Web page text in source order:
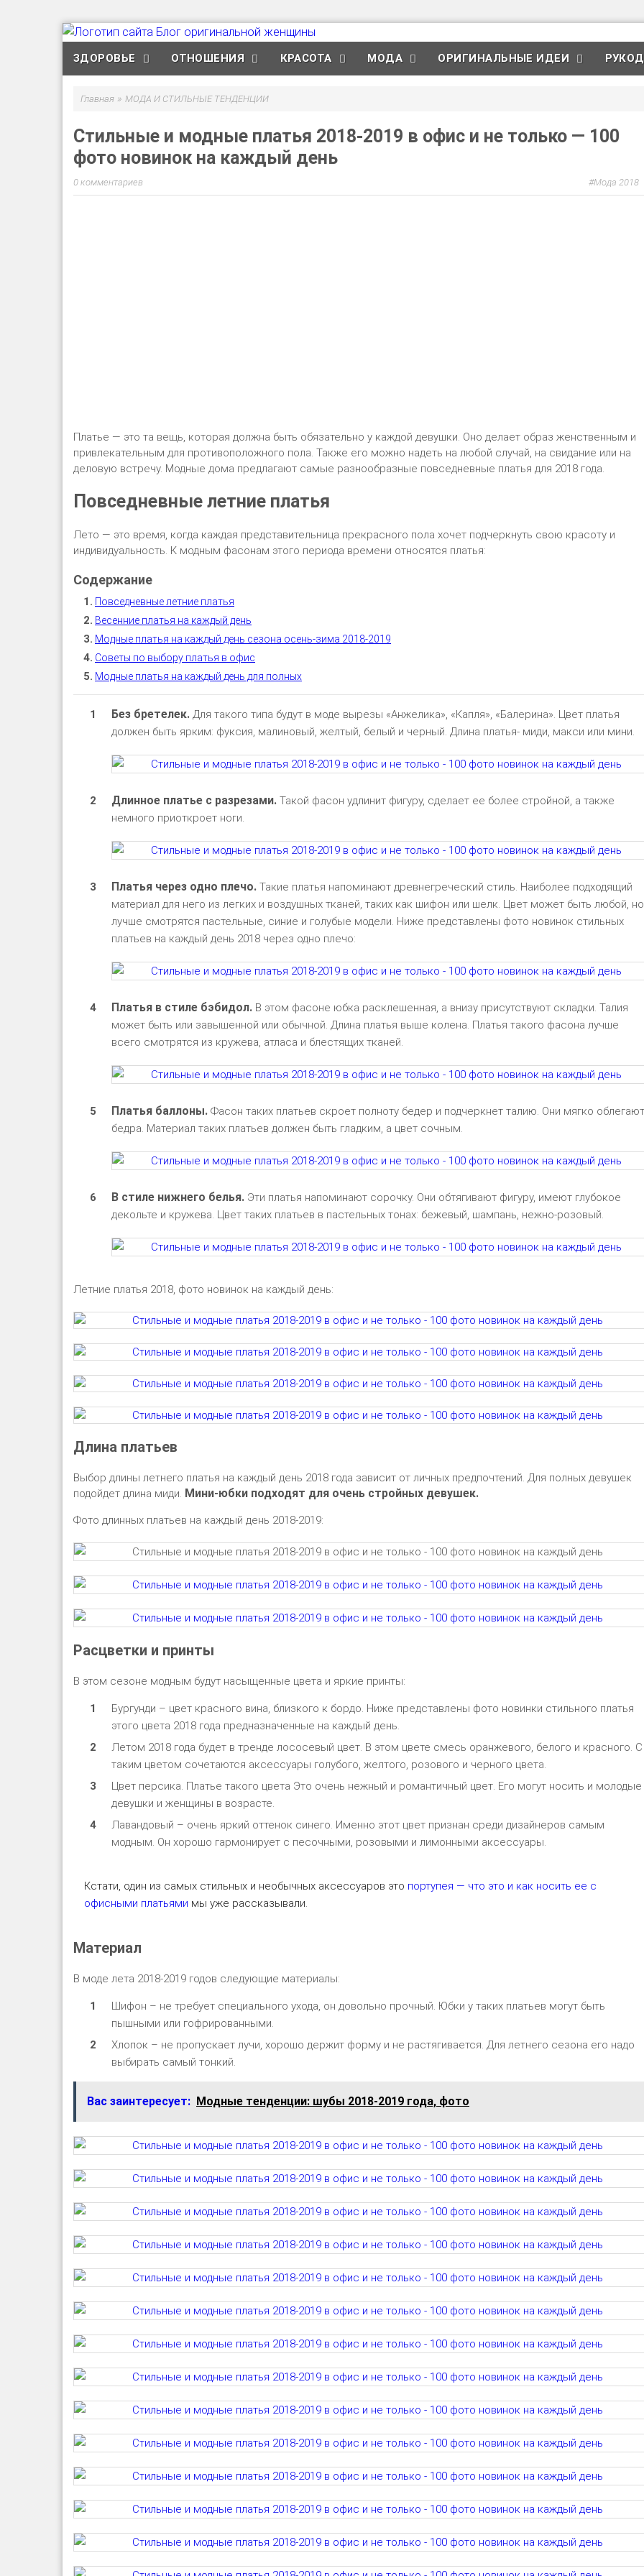
ЗДОРОВЬЕ ОТНОШЕНИЯ КРАСОТА МОДА ОРИГИНАЛЬНЫЕ ИДЕИ
Главная » МОДА И СТИЛЬНЫЕ ТЕНДЕНЦИИ
Стильные и модные платья 2018-2019 в офис и не только — 100
фото новинок на каждый день
0 комментариев Мода 2018
Платье — это та вещь, которая должна быть обязательно у каждой девушки. Оно делает образ женственным и
привлекательным для противоположного пола. Также его можно надеть на любой случай, на свидание или на
деловую встречу. Модные дома предлагают самые разнообразные повседневные платья для 2018 года.
Повседневные летние платья
Лето — это время, когда каждая представительница прекрасного пола хочет подчеркнуть свою красоту и
индивидуальность. К модным фасонам этого периода времени относятся платья:
Повседневные летние платья
Весенние платья на каждый день
Модные платья на каждый день сезона осень-зима 2018-2019
Советы по выбору платья в офис
Модные платья на каждый день для полных
Без бретелек.Для такого типа будут в моде вырезы «Анжелика», «Капля», «Балерина». Цвет платья
должен быть ярким: фуксия, малиновый, желтый, белый и черный. Длина платья- миди, макси или мини.
Длинное платье с разрезами.Такой фасон удлинит фигуру, сделает ее более стройной, а также
немного приоткроет ноги.
Платья через одно плечо.Такие платья напоминают древнегреческий стиль. Наиболее подходящий
материал для него из легких и воздушных тканей, таких как шифон или шелк. Цвет может быть любой, но
лучше смотрятся пастельные, синие и голубые модели. Ниже представлены фото новинок стильных
платьев на каждый день 2018 через одно плечо:
Платья в стиле бэбидол. В этом фасоне юбка расклешенная, а внизу присутствуют складки. Талия
может быть или завышенной или обычной. Длина платья выше колена. Платья такого фасона лучше
всего смотрятся из кружева, атласа и блестящих тканей.
Платья баллоны.Фасон таких платьев скроет полноту бедер и подчеркнет талию. Они мягко облегают
бедра. Материал таких платьев должен быть гладким, а цвет сочным.
В стиле нижнего белья.Эти платья напоминают сорочку. Они обтягивают фигуру, имеют глубокое
декольте и кружева. Цвет таких платьев в пастельных тонах: бежевый, шампань, нежно-розовый.
Летние платья 2018, фото новинок на каждый день:
Длина платьев
Выбор длины летнего платья на каждый день 2018 года зависит от личных предпочтений. Для полных девушек
подойдет длина миди. Мини-юбки подходят для очень стройных девушек.
Фото длинных платьев на каждый день 2018-2019:
Расцветки и принты
В этом сезоне модным будут насыщенные цвета и яркие принты:
Бургунди – цвет красного вина, близкого к бордо. Ниже представлены фото новинки стильного платья
этого цвета 2018 года предназначенные на каждый день.
Летом 2018 года будет в тренде лососевый цвет. В этом цвете смесь оранжевого, белого и красного. С
таким цветом сочетаются аксессуары голубого, желтого, розового и черного цвета.
Цвет персика. Платье такого цвета Это очень нежный и романтичный цвет. Его могут носить и молодые
девушки и женщины в возрасте.
Лавандовый – очень яркий оттенок синего. Именно этот цвет признан среди дизайнеров самым
модным. Он хорошо гармонирует с песочными, розовыми и лимонными аксессуары.
Кстати, один из самых стильных и необычных аксессуаров это портупея — что это и как носить ее с
офисными платьями мы уже рассказывали.
Материал
В моде лета 2018-2019 годов следующие материалы:
Шифон – не требует специального ухода, он довольно прочный. Юбки у таких платьев могут быть
пышными или гофрированными.
Хлопок – не пропускает лучи, хорошо держит форму и не растягивается. Для летнего сезона его надо
выбирать самый тонкий.
Вас заинтересует: Модные тенденции: шубы 2018-2019 года, фото